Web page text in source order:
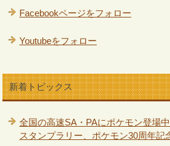
Facebookページをフォロー
Youtubeをフォロー
新着トピックス
全国の高速SA・PAにポケモン登場
スタンプラリー、ポケモン30周年記